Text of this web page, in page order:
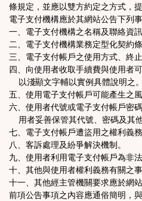
條規定，並應以雙方約定之方式，
電子支付機構應於其網站公告下列事
一、電子支付機構之名稱及聯絡資訊
二、電子支付機構業務定型化契約條
三、電子支付帳戶之使用方式、終
四、向使用者收取手續費與使用者
以淺顯文字輔以實例具體說明之。
五、使用電子支付帳戶可能產生之風
六、使用者代號或電子支付帳戶密
用者妥善保管其代號、密碼及其
七、電子支付帳戶遭盜用之權利義務
八、客訴處理及紛爭解決機制。
九、使用者利用電子支付帳戶為非
十、其他與使用者權利義務有關之事
十一、其他經主管機關要求應於網站
前項公告事項之內容應通俗簡明，